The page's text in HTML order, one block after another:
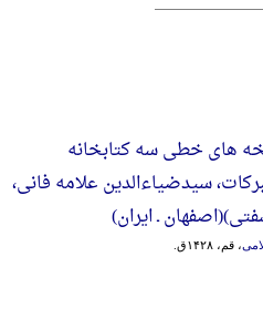
های خطی سه کتابخانه
سیدضیاءالدین علامه فانی،
ـ ایران)
، قم، ۱۴۲۸ق.